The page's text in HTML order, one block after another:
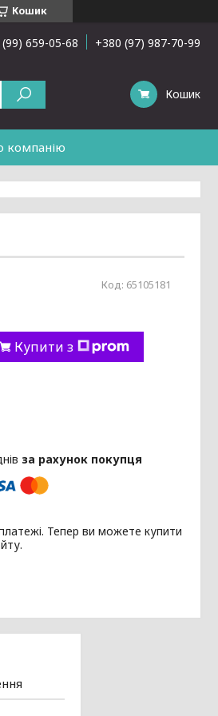
Кошик
659-05-68 +380 (97) 987-70-99
Кошик
компанію
Код: 65105181
Купити з
за рахунок покупця
Тепер ви можете купити